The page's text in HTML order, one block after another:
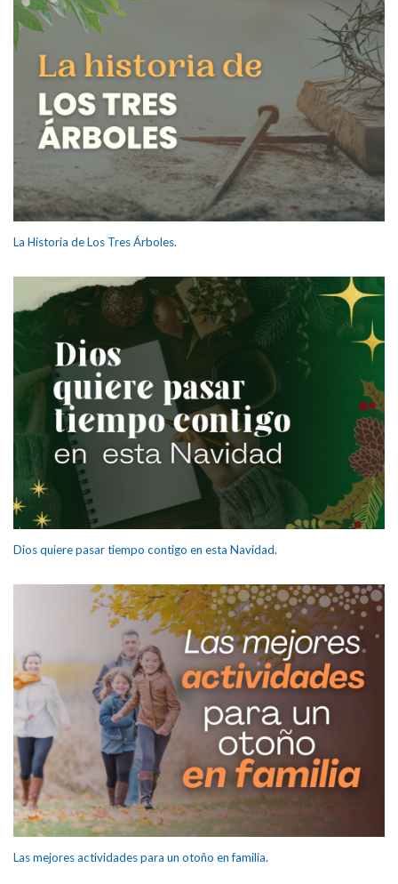
La Historia de Los Tres Árboles.
Dios quiere pasar tiempo contigo en esta Navidad.
Las mejores actividades para un otoño en familia.